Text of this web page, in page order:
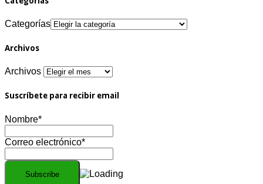
Categorías
Archivos
Archivos
Suscríbete para recibir email
Nombre*
Correo electrónico*